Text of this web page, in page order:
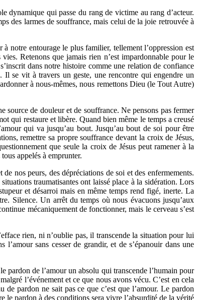
dynamique qui passe du rang de victime au rang d’acteur.
des larmes de souffrance, mais celui de la joie retrouvée à
notre entourage le plus familier, tellement l’oppression est
Retenons que jamais rien n’est impardonnable pour le
dans notre histoire comme une relation de confiance
se vit à travers un geste, une rencontre qui engendre un
à nous-mêmes, nous remettons Dieu (le Tout Autre)
source de douleur et de souffrance. Ne pensons pas fermer
qui restaure et libère. Quand bien même le temps a creusé
qui va jusqu’au bout. Jusqu’au bout de soi pour être
remettre sa propre souffrance devant la croix de Jésus,
que seule la croix de Jésus peut ramener à la
appelés à emprunter.
nos peurs, des dépréciations de soi et des enfermements.
traumatisantes ont laissé place à la sidération. Lors
et désarroi mais en même temps rend figé, inerte. La
Silence. Un arrêt du temps où nous évacuons jusqu’aux
mécaniquement de fonctionner, mais le cerveau s’est
rien, ni n’oublie pas, il transcende la situation pour lui
sans cesser de grandir, et de s’épanouir dans une
pardon de l’amour un absolu qui transcende l’humain pour
l’événement et ce que nous avons vécu. C’est en cela
pardon ne sait pas ce que c’est que l’amour. Le pardon
le pardon à des conditions sera vivre l’absurdité de la vérité